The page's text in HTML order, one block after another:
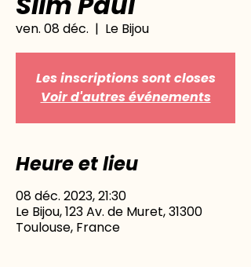
ven. 08 déc.
  |
Le Bijou
Les inscriptions sont closes
Voir d'autres événements
Heure et lieu
08 déc. 2023, 21:30
Le Bijou, 123 Av. de Muret, 31300
Toulouse, France